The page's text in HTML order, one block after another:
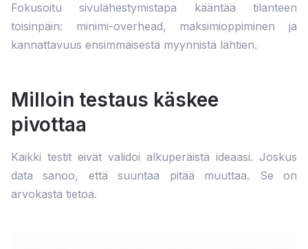
Fokusoitu sivulähestymistapa kääntää tilanteen
toisinpäin: minimi-overhead, maksimioppiminen ja
kannattavuus ensimmäisestä myynnistä lähtien.
Milloin testaus käskee
pivottaa
Kaikki testit eivät validoi alkuperäistä ideaasi. Joskus
data sanoo, että suuntaa pitää muuttaa. Se on
arvokasta tietoa.